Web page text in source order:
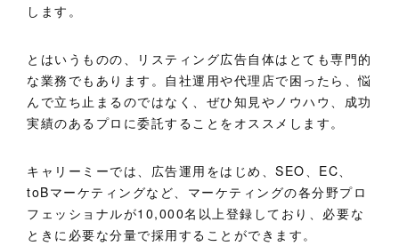
します。
とはいうものの、リスティング広告自体はとても専門的
な業務でもあります。自社運用や代理店で困ったら、悩
んで立ち止まるのではなく、ぜひ知見やノウハウ、成功
実績のあるプロに委託することをオススメします。
キャリーミーでは、広告運用をはじめ、SEO、EC、
toBマーケティングなど、マーケティングの各分野プロ
フェッショナルが10,000名以上登録しており、必要な
ときに必要な分量で採用することができます。